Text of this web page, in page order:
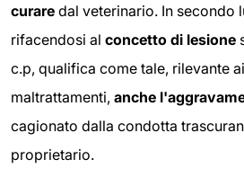
curare dal veterinario. In secondo
rifacendosi al concetto di lesione
c.p, qualifica come tale, rilevante
maltrattamenti, anche
cagionato dalla condotta
proprietario.